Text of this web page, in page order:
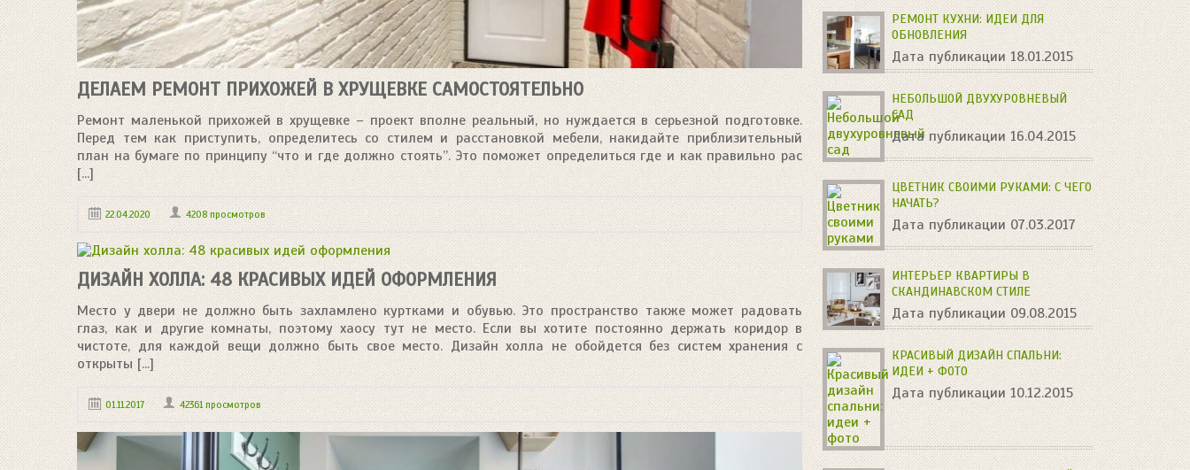
ДЕЛАЕМ РЕМОНТ ПРИХОЖЕЙ В ХРУЩЕВКЕ САМОСТОЯТЕЛЬНО
Ремонт маленькой прихожей в хрущевке – проект вполне реальный, но нуждается в серьезной подготовке.
Перед тем как приступить, определитесь со стилем и расстановкой мебели, накидайте приблизительный
план на бумаге по принципу “что и где должно стоять”. Это поможет определиться где и как правильно рас
[...]
22.04.2020 4208 просмотров
ДИЗАЙН ХОЛЛА: 48 КРАСИВЫХ ИДЕЙ ОФОРМЛЕНИЯ
Место у двери не должно быть захламлено куртками и обувью. Это пространство также может радовать
глаз, как и другие комнаты, поэтому хаосу тут не место. Если вы хотите постоянно держать коридор в
чистоте, для каждой вещи должно быть свое место. Дизайн холла не обойдется без систем хранения с
открыты [...]
01.11.2017 42361 просмотров
РЕМОНТ КУХНИ: ИДЕИ ДЛЯ
ОБНОВЛЕНИЯ
Дата публикации 18.01.2015
НЕБОЛЬШОЙ ДВУХУРОВНЕВЫЙ
САД
Дата публикации 16.04.2015
ЦВЕТНИК СВОИМИ РУКАМИ: С ЧЕГО
НАЧАТЬ?
Дата публикации 07.03.2017
ИНТЕРЬЕР КВАРТИРЫ В
СКАНДИНАВСКОМ СТИЛЕ
Дата публикации 09.08.2015
КРАСИВЫЙ ДИЗАЙН СПАЛЬНИ:
ИДЕИ + ФОТО
Дата публикации 10.12.2015